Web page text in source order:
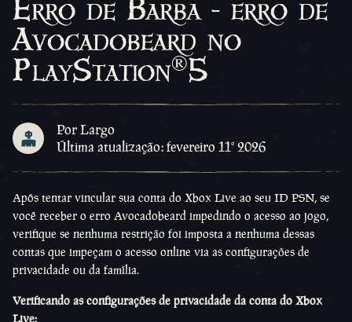
Erro de Barba - erro de
Avocadobeard no
PlayStation®5
Por Largo
Última atualização: fevereiro 11º 2026
Após tentar vincular sua conta do Xbox Live ao seu ID PSN, se
você receber o erro Avocadobeard impedindo o acesso ao jogo,
verifique se nenhuma restrição foi imposta a nenhuma dessas
contas que impeçam o acesso online via as configurações de
privacidade ou da família.
Verificando as configurações de privacidade da conta do Xbox
Live: